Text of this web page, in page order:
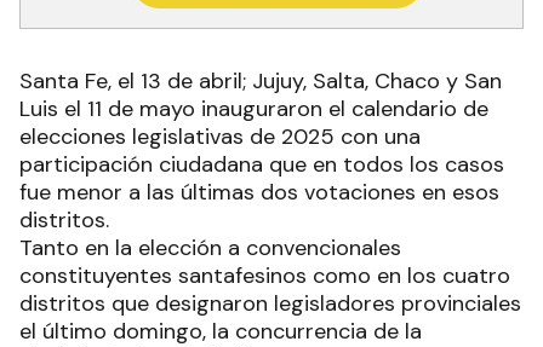
Santa Fe, el 13 de abril; Jujuy, Salta, Chaco y San
Luis el 11 de mayo inauguraron el calendario de
elecciones legislativas de 2025 con una
participación ciudadana que en todos los casos
fue menor a las últimas dos votaciones en esos
distritos.
Tanto en la elección a convencionales
constituyentes santafesinos como en los cuatro
distritos que designaron legisladores provinciales
el último domingo, la concurrencia de la